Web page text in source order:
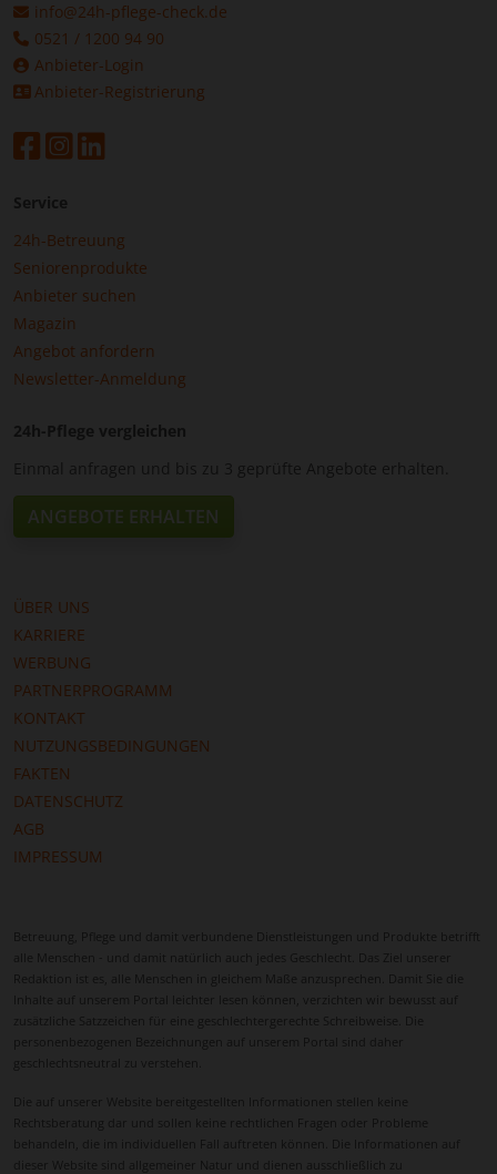
info@24h-pflege-check.de
0521 / 1200 94 90
Anbieter-Login
Anbieter-Registrierung
Service
24h-Betreuung
Seniorenprodukte
Anbieter suchen
Magazin
Angebot anfordern
Newsletter-Anmeldung
24h-Pflege vergleichen
Einmal anfragen und bis zu 3 geprüfte Angebote erhalten.
ANGEBOTE ERHALTEN
ÜBER UNS
KARRIERE
WERBUNG
PARTNERPROGRAMM
KONTAKT
NUTZUNGSBEDINGUNGEN
FAKTEN
DATENSCHUTZ
AGB
IMPRESSUM
Betreuung, Pflege und damit verbundene Dienstleistungen und Produkte betrifft
alle Menschen - und damit natürlich auch jedes Geschlecht. Das Ziel unserer
Redaktion ist es, alle Menschen in gleichem Maße anzusprechen. Damit Sie die
Inhalte auf unserem Portal leichter lesen können, verzichten wir bewusst auf
zusätzliche Satzzeichen für eine geschlechtergerechte Schreibweise. Die
personenbezogenen Bezeichnungen auf unserem Portal sind daher
geschlechtsneutral zu verstehen.
Die auf unserer Website bereitgestellten Informationen stellen keine
Rechtsberatung dar und sollen keine rechtlichen Fragen oder Probleme
behandeln, die im individuellen Fall auftreten können. Die Informationen auf
dieser Website sind allgemeiner Natur und dienen ausschließlich zu